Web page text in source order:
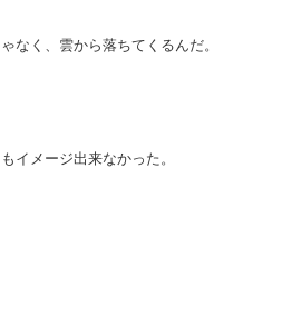
なく、雲から落ちてくるんだ。
イメージ出来なかった。